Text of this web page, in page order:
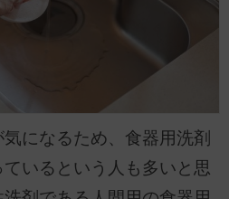
になるため、食器用洗剤
いるという人も多いと思